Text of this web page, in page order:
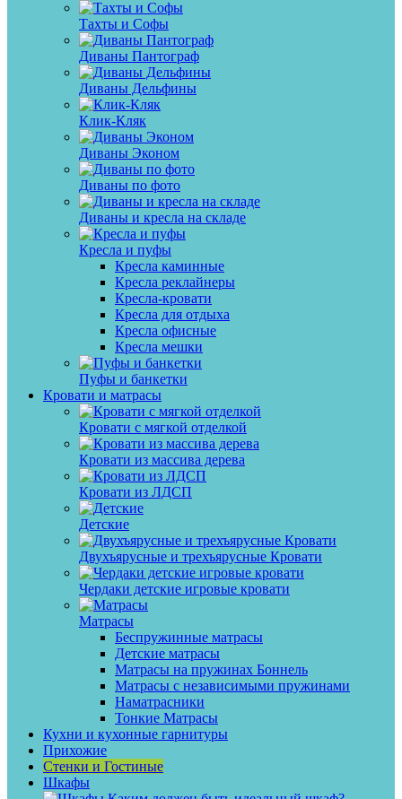
Тахты и Софы
Диваны Пантограф
Диваны Дельфины
Клик-Кляк
Диваны Эконом
Диваны по фото
Диваны и кресла на складе
Кресла и пуфы
Кресла каминные
Кресла реклайнеры
Кресла-кровати
Кресла для отдыха
Кресла офисные
Кресла мешки
Пуфы и банкетки
Кровати и матрасы
Кровати с мягкой отделкой
Кровати из массива дерева
Кровати из ЛДСП
Детские
Двухъярусные и трехъярусные Кровати
Чердаки детские игровые кровати
Матрасы
Беспружинные матрасы
Детские матрасы
Матрасы на пружинах Боннель
Матрасы с независимыми пружинами
Наматрасники
Тонкие Матрасы
Кухни и кухонные гарнитуры
Прихожие
Стенки и Гостиные
Шкафы